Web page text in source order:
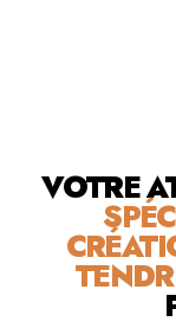
VOTRE